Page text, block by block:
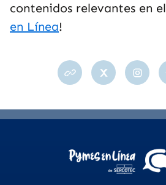
contenidos relevantes en el
en Línea!